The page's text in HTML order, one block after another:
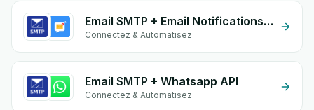
Email SMTP + Email Notifications by eGrow
Connectez & Automatisez
Email SMTP + Whatsapp API
Connectez & Automatisez